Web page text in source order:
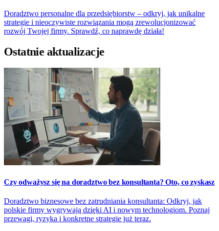
Doradztwo personalne dla przedsiębiorstw – odkryj, jak unikalne
strategie i nieoczywiste rozwiązania mogą zrewolucjonizować
rozwój Twojej firmy. Sprawdź, co naprawdę działa!
Ostatnie aktualizacje
Czy odważysz się na doradztwo bez konsultanta? Oto, co zyskasz
Doradztwo biznesowe bez zatrudniania konsultanta: Odkryj, jak
polskie firmy wygrywają dzięki AI i nowym technologiom. Poznaj
przewagi, ryzyka i konkretne strategie już teraz.